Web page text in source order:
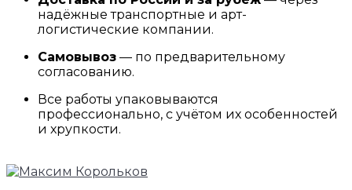
надёжные транспортные и арт-
логистические компании.
Самовывоз — по предварительному
согласованию.
Все работы упаковываются
профессионально, с учётом их особенностей
и хрупкости.